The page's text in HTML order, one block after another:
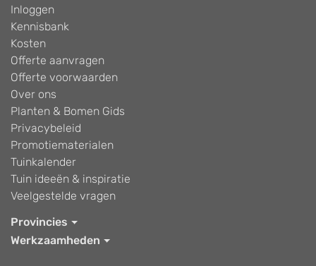
Inloggen
Kennisbank
Kosten
Offerte aanvragen
Offerte voorwaarden
Over ons
Planten & Bomen Gids
Privacybeleid
Promotiematerialen
Tuinkalender
Tuin ideeën & inspiratie
Veelgestelde vragen
Provincies
Werkzaamheden